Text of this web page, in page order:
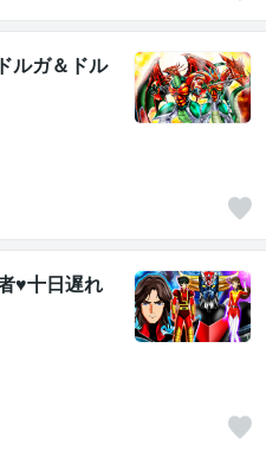
ルガ＆ドル
♥十日遅れ